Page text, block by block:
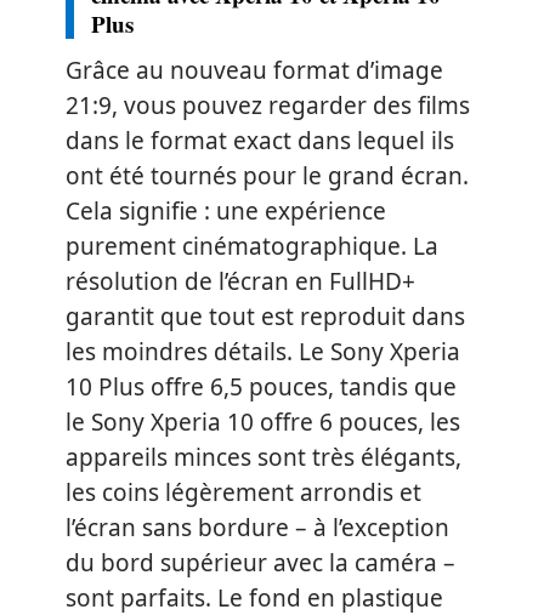
Plus
Grâce au nouveau format d’image
21:9, vous pouvez regarder des films
dans le format exact dans lequel ils
ont été tournés pour le grand écran.
Cela signifie : une expérience
purement cinématographique. La
résolution de l’écran en FullHD+
garantit que tout est reproduit dans
les moindres détails. Le Sony Xperia
10 Plus offre 6,5 pouces, tandis que
le Sony Xperia 10 offre 6 pouces, les
appareils minces sont très élégants,
les coins légèrement arrondis et
l’écran sans bordure – à l’exception
du bord supérieur avec la caméra –
sont parfaits. Le fond en plastique